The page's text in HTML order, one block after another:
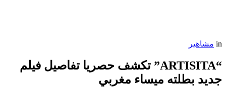
in مشاهير
“ARTISITA” تكشف حصريا تفاصيل فيلم
جديد بطلته ميساء مغربي